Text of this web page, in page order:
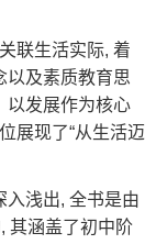
联生活实际, 着
以及素质教育思
以发展作为核心
展现了“从生活迈
入浅出, 全书是由
其涵盖了初中阶